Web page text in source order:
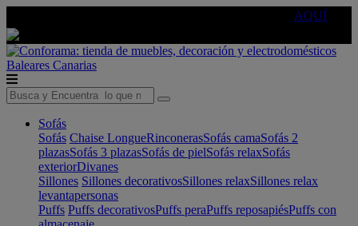
AQUÍ
Baleares Canarias
Sofás
Sofás Chaise LongueRinconerasSofás camaSofás 2
plazasSofás 3 plazasSofás de pielSofás relaxSofás
exteriorDivanes
Sillones Sillones decorativosSillones relaxSillones relax
levantapersonas
Puffs Puffs decorativosPuffs peraPuffs reposapiésPuffs con